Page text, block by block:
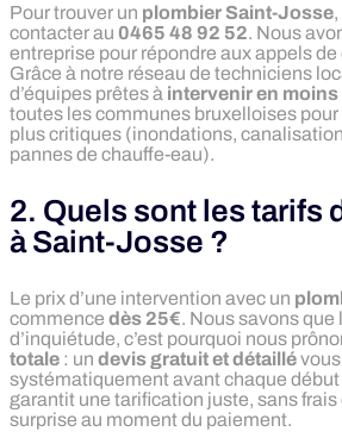
Pour trouver un plombier Saint-Josse
contacter au 0465 48 92 52. Nous
entreprise pour répondre aux appels
Grâce à notre réseau de techniciens
d’équipes prêtes à intervenir en
toutes les communes bruxelloises
plus critiques (inondations,
pannes de chauffe-eau).
2. Quels sont les tarifs
à Saint-Josse ?
Le prix d’une intervention avec un
commence dès 25€. Nous savons que
d’inquiétude, c’est pourquoi nous
totale : un devis gratuit et détaillé
systématiquement avant chaque
garantit une tarification juste, sans
surprise au moment du paiement.